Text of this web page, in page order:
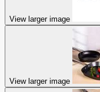
View larger image
View larger image